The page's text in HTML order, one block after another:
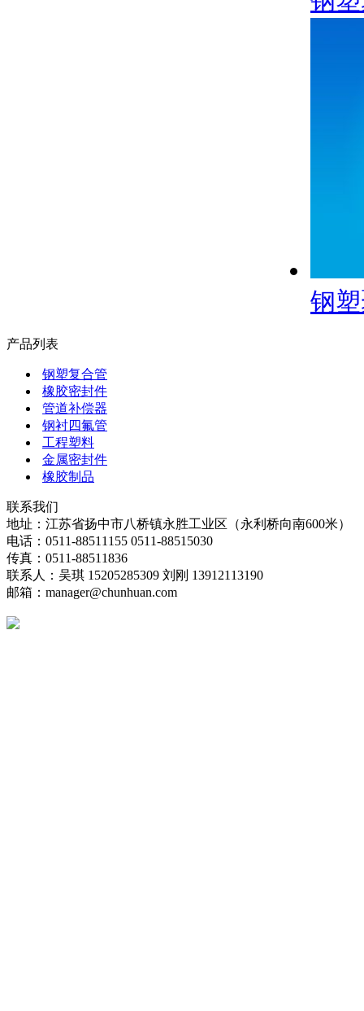
钢
产品列表
钢塑复合管
橡胶密封件
管道补偿器
钢衬四氟管
工程塑料
金属密封件
橡胶制品
联系我们
地址：江苏省扬中市八桥镇永胜工业区（永利桥向南600米）
电话：0511-88511155 0511-88515030
传真：0511-88511836
联系人：吴琪 15205285309 刘刚 13912113190
邮箱：manager@chunhuan.com